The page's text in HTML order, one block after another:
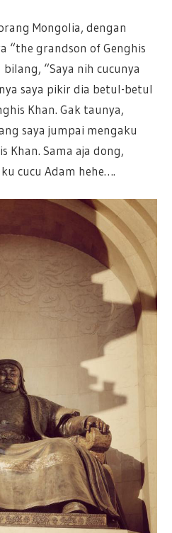
Mongolia, dengan
“the grandson of Genghis
“Saya nih cucunya
saya pikir dia betul-betul
Khan. Gak taunya,
saya jumpai mengaku
Khan. Sama aja dong,
cucu Adam hehe….